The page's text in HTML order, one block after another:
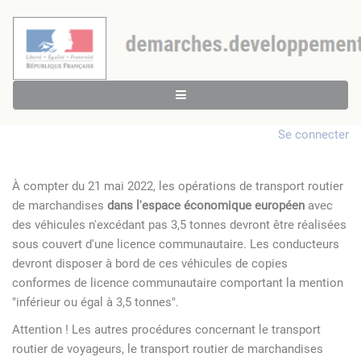
Se connecter
À compter du 21 mai 2022, les opérations de transport routier
de marchandises dans l'espace économique européen avec
des véhicules n'excédant pas 3,5 tonnes devront être réalisées
sous couvert d'une licence communautaire. Les conducteurs
devront disposer à bord de ces véhicules de copies
conformes de licence communautaire comportant la mention
"inférieur ou égal à 3,5 tonnes".
Attention ! Les autres procédures concernant le transport
routier de voyageurs, le transport routier de marchandises